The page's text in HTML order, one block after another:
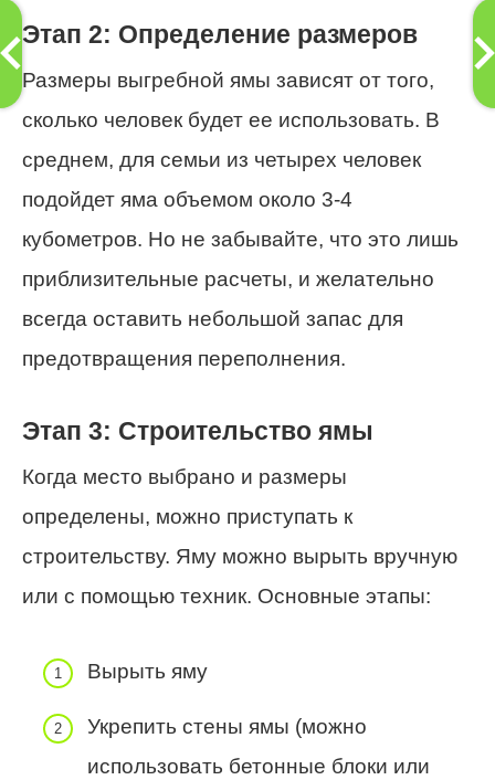
Этап 2: Определение размеров
Размеры выгребной ямы зависят от того,
сколько человек будет ее использовать. В
среднем, для семьи из четырех человек
подойдет яма объемом около 3-4
кубометров. Но не забывайте, что это лишь
приблизительные расчеты, и желательно
всегда оставить небольшой запас для
предотвращения переполнения.
Этап 3: Строительство ямы
Когда место выбрано и размеры
определены, можно приступать к
строительству. Яму можно вырыть вручную
или с помощью техник. Основные этапы:
Вырыть яму
Укрепить стены ямы (можно
использовать бетонные блоки или